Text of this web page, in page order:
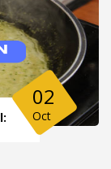
02
Oct